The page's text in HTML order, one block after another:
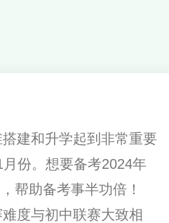
建和升学起到非常重要
份。想要备考2024年
帮助备考事半功倍！
度与初中联赛大致相